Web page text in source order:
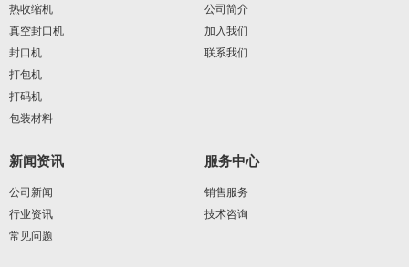
热收缩机
真空封口机
封口机
打包机
打码机
包装材料
公司简介
加入我们
联系我们
新闻资讯
公司新闻
行业资讯
常见问题
服务中心
销售服务
技术咨询